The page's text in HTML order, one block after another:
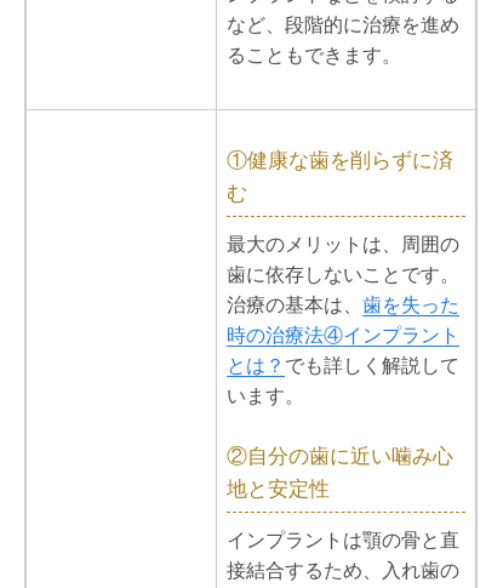
など、段階的に治療を進め
ることもできます。
①健康な歯を削らずに済
む
最大のメリットは、周囲の
歯に依存しないことです。
治療の基本は、 歯を失った
時の治療法④インプラント
とは？ でも詳しく解説して
います。
②自分の歯に近い噛み心
地と安定性
インプラントは顎の骨と直
接結合するため、入れ歯の